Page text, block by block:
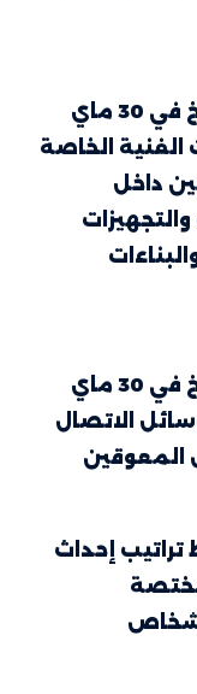
أمر عدد 1467 لسنة 2006 مؤرخ في 30 ماي
الخاصة
أمر عدد 1477 لسنة 2006 مؤرخ في 30 ماي
إحداث